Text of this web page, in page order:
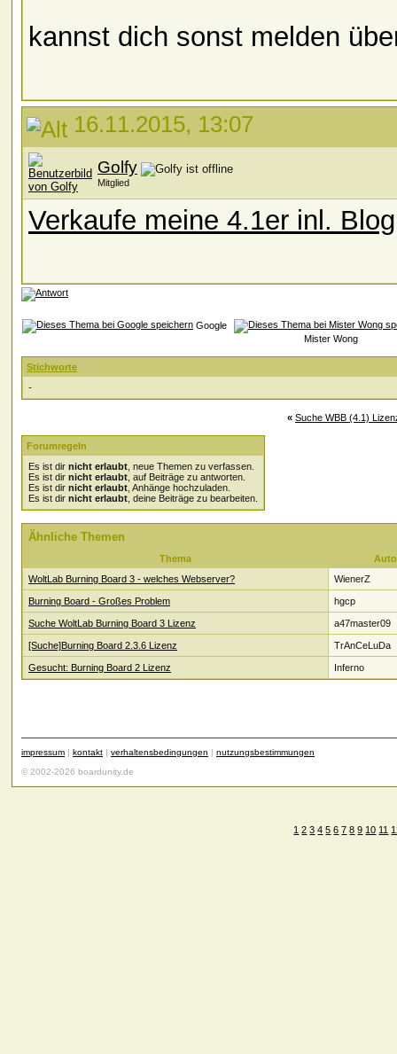
kannst dich sonst melden
16.11.2015, 13:07
Golfy
Mitglied
Verkaufe meine 4.1er inl.
Google
Mister Wong
Stichworte
-
« Suche WBB (4.1)
Forumregeln
Es ist dir nicht erlaubt , neue Themen zu verfassen.
Es ist dir nicht erlaubt , auf Beiträge zu antworten.
Es ist dir nicht erlaubt , Anhänge hochzuladen.
Es ist dir nicht erlaubt , deine Beiträge zu bearbeiten.
Ähnliche Themen
Thema
WoltLab Burning Board 3 - welches Webserver?
WienerZ
Burning Board - Großes Problem hgcp
Suche WoltLab Burning Board 3 Lizenz a47master09
[Suche]Burning Board 2.3.6 Lizenz TrAnCeLuDa
Gesucht: Burning Board 2 Lizenz Inferno
impressum | kontakt | verhaltensbedingungen | nutzungsbestimmungen
© 2002-2026 boardunity.de
1 2 3 4 5 6 7 8 9 10 11